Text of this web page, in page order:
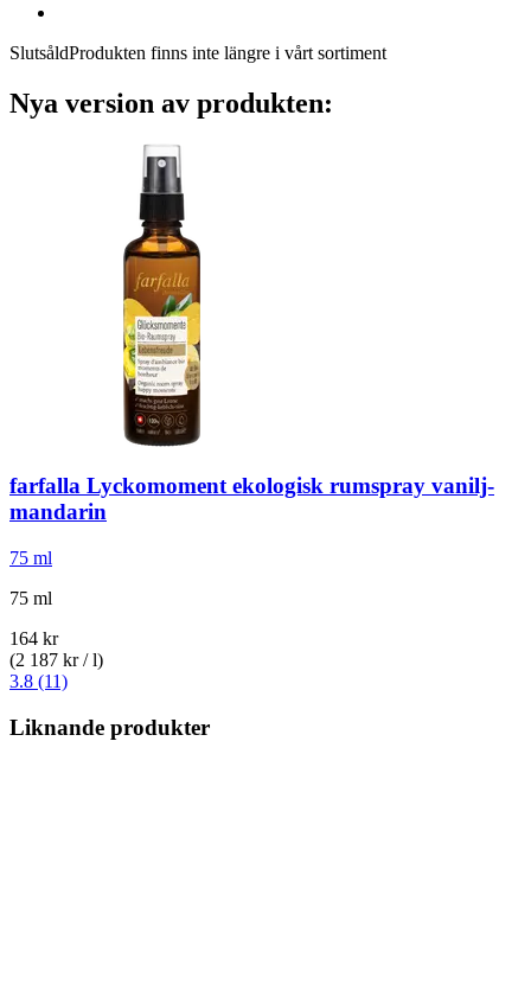
SlutsåldProdukten finns inte längre i vårt sortiment
Nya version av produkten:
farfalla Lyckomoment ekologisk rumspray vanilj-​
mandarin
75 ml
75 ml
164 kr
(2 187 kr / l)
3.8 (11)
Liknande produkter